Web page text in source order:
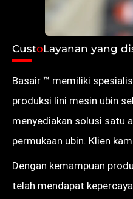
CustoLayanan yang
Basair ™ memiliki
produksi lini mesin ubin
menyediakan solusi satu
permukaan ubin. Klien
Dengan kemampuan
telah mendapat